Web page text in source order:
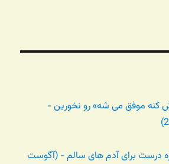
کنه موفق می شه» رو نخورین -
درست برای آدم های سالم - (آگوست